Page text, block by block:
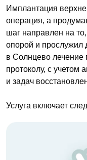
Имплантация
операция, а
шаг направлен на
опорой и прослужил
в Солнцево лечение
протоколу, с учетом
и задач
Услуга включает